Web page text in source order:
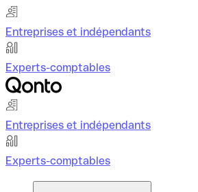
Entreprises et indépendants
Experts-comptables
Entreprises et indépendants
Experts-comptables